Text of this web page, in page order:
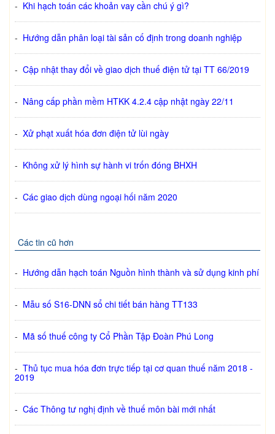
- Khi hạch toán các khoản vay cần chú ý gì?
- Hướng dẫn phân loại tài sản cố định trong doanh nghiệp
- Cập nhật thay đổi về giao dịch thuế điện tử tại TT 66/2019
- Nâng cấp phần mềm HTKK 4.2.4 cập nhật ngày 22/11
- Xử phạt xuất hóa đơn điện tử lùi ngày
- Không xử lý hình sự hành vi trốn đóng BHXH
- Các giao dịch dùng ngoại hối năm 2020
Các tin cũ hơn
- Hướng dẫn hạch toán Nguồn hình thành và sử dụng kinh phí
- Mẫu số S16-DNN sổ chi tiết bán hàng TT133
- Mã số thuế công ty Cổ Phần Tập Đoàn Phú Long
- Thủ tục mua hóa đơn trực tiếp tại cơ quan thuế năm 2018 -
2019
- Các Thông tư nghị định về thuế môn bài mới nhất